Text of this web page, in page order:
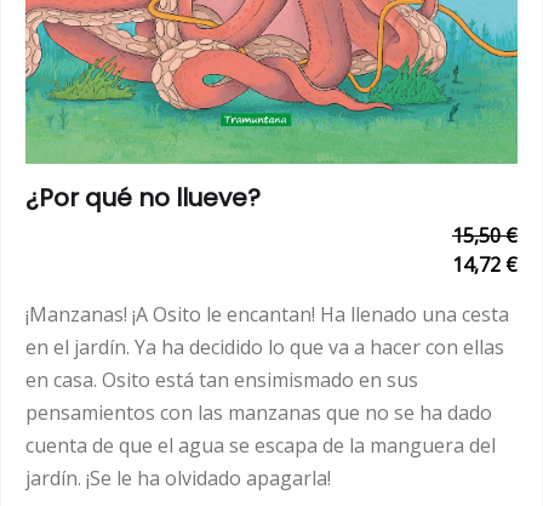
¿Por qué no llueve?
15,50 €
14,72 €
¡Manzanas! ¡A Osito le encantan! Ha llenado una cesta
en el jardín. Ya ha decidido lo que va a hacer con ellas
en casa. Osito está tan ensimismado en sus
pensamientos con las manzanas que no se ha dado
cuenta de que el agua se escapa de la manguera del
jardín. ¡Se le ha olvidado apagarla!